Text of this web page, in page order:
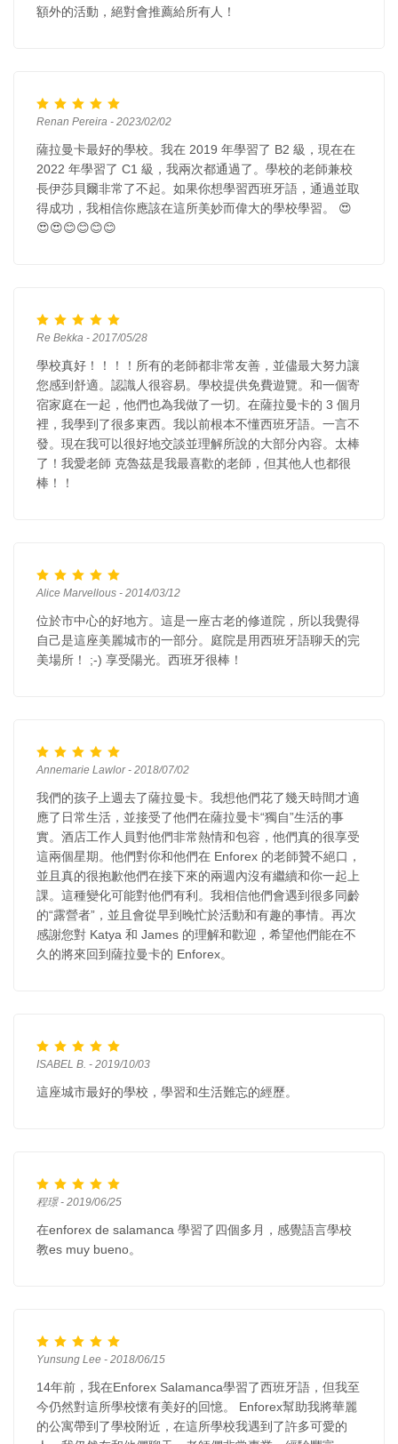
額外的活動，絕對會推薦給所有人！
Renan Pereira - 2023/02/02
薩拉曼卡最好的學校。我在 2019 年學習了 B2 級，現在在
2022 年學習了 C1 級，我兩次都通過了。學校的老師兼校
長伊莎貝爾非常了不起。如果你想學習西班牙語，通過並取
得成功，我相信你應該在這所美妙而偉大的學校學習。 😍
😍😍😊😊😊😊
Re Bekka - 2017/05/28
學校真好！！！！所有的老師都非常友善，並儘最大努力讓
您感到舒適。認識人很容易。學校提供免費遊覽。和一個寄
宿家庭在一起，他們也為我做了一切。在薩拉曼卡的 3 個月
裡，我學到了很多東西。我以前根本不懂西班牙語。一言不
發。現在我可以很好地交談並理解所說的大部分內容。太棒
了！我愛老師 克魯茲是我最喜歡的老師，但其他人也都很
棒！！
Alice Marvellous - 2014/03/12
位於市中心的好地方。這是一座古老的修道院，所以我覺得
自己是這座美麗城市的一部分。庭院是用西班牙語聊天的完
美場所！ ;-) 享受陽光。西班牙很棒！
Annemarie Lawlor - 2018/07/02
我們的孩子上週去了薩拉曼卡。我想他們花了幾天時間才適
應了日常生活，並接受了他們在薩拉曼卡“獨自”生活的事
實。酒店工作人員對他們非常熱情和包容，他們真的很享受
這兩個星期。他們對你和他們在 Enforex 的老師贊不絕口，
並且真的很抱歉他們在接下來的兩週內沒有繼續和你一起上
課。這種變化可能對他們有利。我相信他們會遇到很多同齡
的“露營者”，並且會從早到晚忙於活動和有趣的事情。再次
感謝您對 Katya 和 James 的理解和歡迎，希望他們能在不
久的將來回到薩拉曼卡的 Enforex。
ISABEL B. - 2019/10/03
這座城市最好的學校，學習和生活難忘的經歷。
程璟 - 2019/06/25
在enforex de salamanca 學習了四個多月，感覺語言學校
教es muy bueno。
Yunsung Lee - 2018/06/15
14年前，我在Enforex Salamanca學習了西班牙語，但我至
今仍然對這所學校懷有美好的回憶。 Enforex幫助我將華麗
的公寓帶到了學校附近，在這所學校我遇到了許多可愛的